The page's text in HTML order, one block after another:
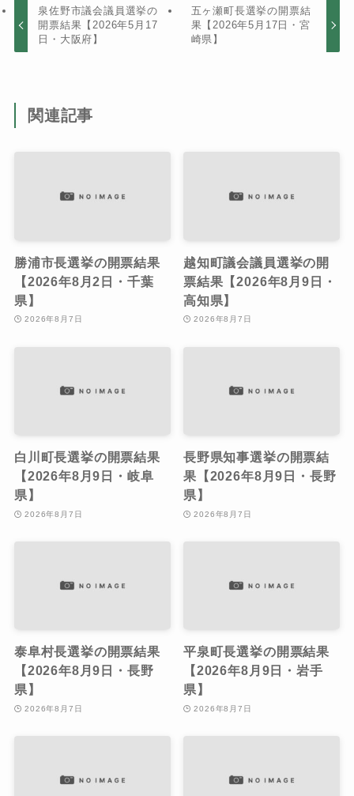
泉佐野市議会議員選挙の
開票結果【2026年5月17
日・大阪府】
五ヶ瀬町長選挙の開票結
果【2026年5月17日・宮
崎県】
関連記事
勝浦市長選挙の開票結果
【2026年8月2日・千葉
県】
2026年8月7日
越知町議会議員選挙の開
票結果【2026年8月9日・
高知県】
2026年8月7日
白川町長選挙の開票結果
【2026年8月9日・岐阜
県】
2026年8月7日
長野県知事選挙の開票結
果【2026年8月9日・長野
県】
2026年8月7日
泰阜村長選挙の開票結果
【2026年8月9日・長野
県】
2026年8月7日
平泉町長選挙の開票結果
【2026年8月9日・岩手
県】
2026年8月7日